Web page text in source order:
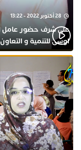
28 أكتوبر 2022 - 13:22
على شرف حضور عامل
اوسى للتنمية و
بذكرى المولد النبوي